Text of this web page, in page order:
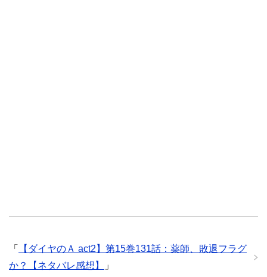
「
【ダイヤのＡ act2】第15巻131話：薬師、敗退フラグ
か？【ネタバレ感想】
」